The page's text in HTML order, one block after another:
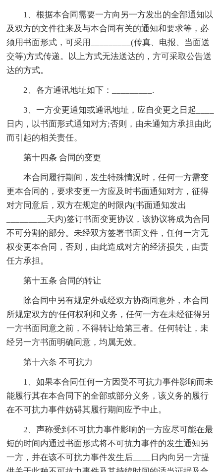
1、根据本合同需要一方向另一方发出的全部通知以
及双方的文件往来及与本合同有关的通知和要求等，必
须用书面形式，可采用_________(传真、电报、当面送
交等)方式传递。以上方式无法送达的，方可采取公告送
达的方式。
2、各方通讯地址如下：_________.
3、一方变更通知或通讯地址，应自变更之日起____
日内，以书面形式通知对方;否则，由未通知方承担由此
而引起的相关责任。
第十四条 合同的变更
本合同履行期间，发生特殊情况时，任何一方需变
更本合同的，要求变更一方应及时书面通知对方，征得
对方同意后，双方在规定的时限内(书面通知发出
_________天内)签订书面变更协议，该协议将成为合同
不可分割的部分。未经双方签署书面文件，任何一方无
权变更本合同，否则，由此造成对方的经济损失，由责
任方承担。
第十五条 合同的转让
除合同中另有规定外或经双方协商同意外，本合同
所规定双方的'任何权利和义务，任何一方在未经征得另
一方书面同意之前，不得转让给第三者。任何转让，未
经另一方书面明确同意，均属无效。
第十六条 不可抗力
1、如果本合同任何一方因受不可抗力事件影响而未
能履行其在本合同下的全部或部分义务，该义务的履行
在不可抗力事件妨碍其履行期间应予中止。
2、声称受到不可抗力事件影响的一方应尽可能在最
短的时间内通过书面形式将不可抗力事件的发生通知另
一方，并在该不可抗力事件发生后____日内向另一方提